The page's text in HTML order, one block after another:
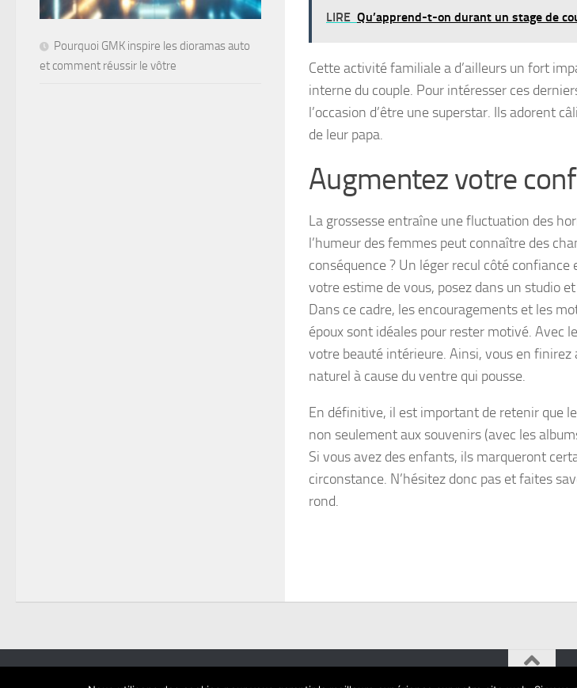
LIRE Qu’apprend-t-on durant un stage de
Cette activité familiale a d’ailleurs un fort
interne du couple. Pour intéresser ces
l’occasion d’être une superstar. Ils adorent
de leur papa.
Augmentez votre
La grossesse entraîne une fluctuation des
l’humeur des femmes peut connaître des
conséquence ? Un léger recul côté
votre estime de vous, posez dans un studio
Dans ce cadre, les encouragements et les
époux sont idéales pour rester motivé. Avec
votre beauté intérieure. Ainsi, vous en
naturel à cause du ventre qui pousse.
En définitive, il est important de retenir que
non seulement aux souvenirs (avec les
Si vous avez des enfants, ils marqueront
circonstance. N’hésitez donc pas et faites
rond.
Pourquoi GMK inspire les dioramas auto
et comment réussir le vôtre